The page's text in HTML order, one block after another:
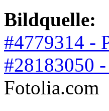
Bildquelle:
#4779314 -
#28183050
Fotolia.com